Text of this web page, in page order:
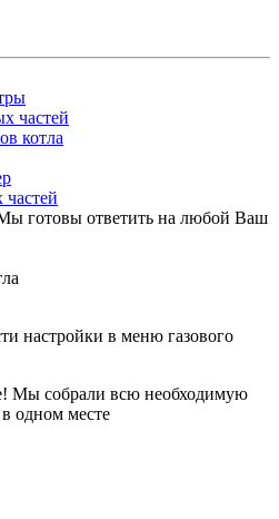
частей
котла
готовы ответить на любой Ваш
настройки в меню газового
Мы собрали всю необходимую
одном месте